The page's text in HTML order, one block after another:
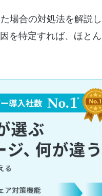
場合の対処法を解説
を特定すれば、ほと